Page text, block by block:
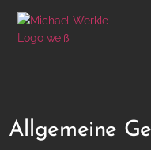
Allgemeine